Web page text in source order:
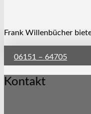
Frank Willenbücher
06151 – 64705
Kontakt